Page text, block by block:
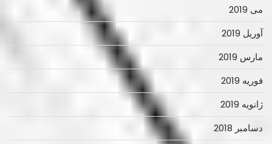
می 2019
آوریل 2019
مارس 2019
فوریه 2019
ژانویه 2019
دسامبر 2018